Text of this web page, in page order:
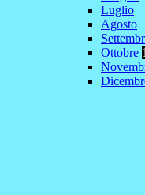
Luglio
Agosto
Ottobre 1